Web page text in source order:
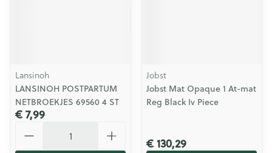
Lansinoh
LANSINOH POSTPARTUM
NETBROEKJES 69560 4 ST
€ 7,99
Jobst
Jobst Mat Opaque 1 At-mat
Reg Black Iv Piece
€ 130,29